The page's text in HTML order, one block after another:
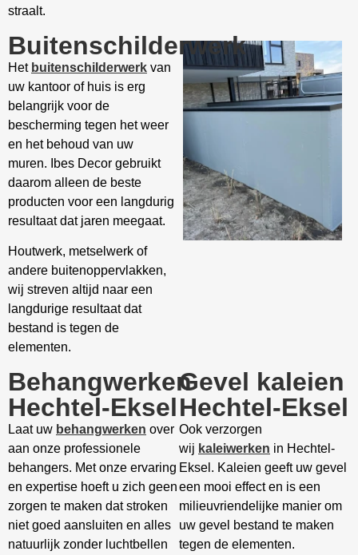
straalt.
Buitenschilderwerk
Het buitenschilderwerk van
uw kantoor of huis is erg
belangrijk voor de
bescherming tegen het weer
en het behoud van uw
muren. Ibes Decor gebruikt
daarom alleen de beste
producten voor een langdurig
resultaat dat jaren meegaat.
Houtwerk, metselwerk of
andere buitenoppervlakken,
wij streven altijd naar een
langdurige resultaat dat
bestand is tegen de
elementen.
Behangwerken
Hechtel-Eksel
Laat uw behangwerken over
aan onze professionele
behangers. Met onze ervaring
en expertise hoeft u zich geen
zorgen te maken dat stroken
niet goed aansluiten en alles
natuurlijk zonder luchtbellen
Gevel kaleien
Hechtel-Eksel
Ook verzorgen
wij kaleiwerken in Hechtel-
Eksel. Kaleien geeft uw gevel
een mooi effect en is een
milieuvriendelijke manier om
uw gevel bestand te maken
tegen de elementen.